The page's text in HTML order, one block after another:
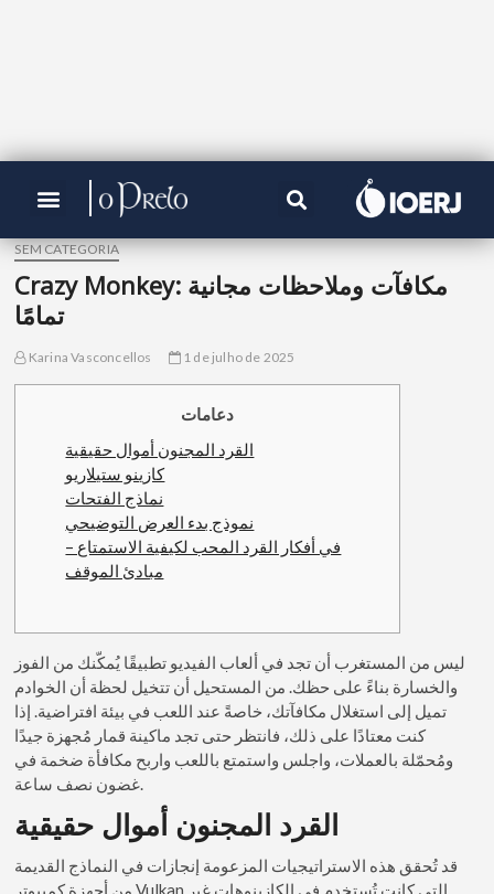
SEM CATEGORIA
Crazy Monkey: مكافآت وملاحظات مجانية
تمامًا
Karina Vasconcellos 1 de julho de 2025
دعامات
القرد المجنون أموال حقيقية
كازينو ستيلاريو
نماذج الفتحات
نموذج بدء العرض التوضيحي
في أفكار القرد المحب لكيفية الاستمتاع –
مبادئ الموقف
ليس من المستغرب أن تجد في ألعاب الفيديو تطبيقًا يُمكّنك من الفوز
والخسارة بناءً على حظك. من المستحيل أن تتخيل لحظة أن الخوادم
تميل إلى استغلال مكافآتك، خاصةً عند اللعب في بيئة افتراضية. إذا
كنت معتادًا على ذلك، فانتظر حتى تجد ماكينة قمار مُجهزة جيدًا
ومُحمّلة بالعملات، واجلس واستمتع باللعب واربح مكافأة ضخمة في
القرد المجنون أموال حقيقية
قد تُحقق هذه الاستراتيجيات المزعومة إنجازات في النماذج القديمة
من أجهزة كمبيوتر Vulkan التي كانت تُستخدم في الكازينوهات غير